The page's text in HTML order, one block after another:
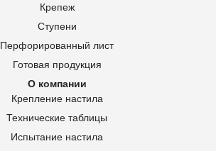
Крепеж
Ступени
Перфорированный лист
Готовая продукция
О компании
Крепление настила
Технические таблицы
Испытание настила